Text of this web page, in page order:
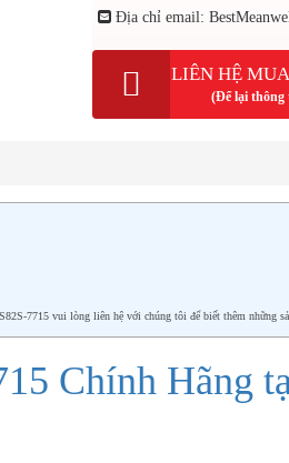
Địa chỉ email:
LIÊN HỆ
(Để lại thông
7715 vui lòng liên hệ với chúng tôi để biết thêm những
Chính Hãng